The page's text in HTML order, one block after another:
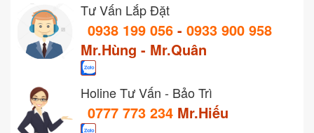
Tư Vấn Lắp Đặt
0938 199 056 - 0933 900 958
Mr.Hùng - Mr.Quân
Holine Tư Vấn - Bảo Trì
0777 773 234 Mr.Hiếu